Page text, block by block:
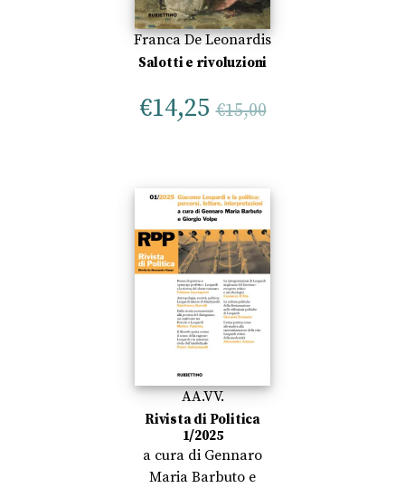
Franca De Leonardis
Salotti e rivoluzioni
€14,25 €15,00
AA.VV.
Rivista di Politica
1/2025
a cura di Gennaro
Maria Barbuto e